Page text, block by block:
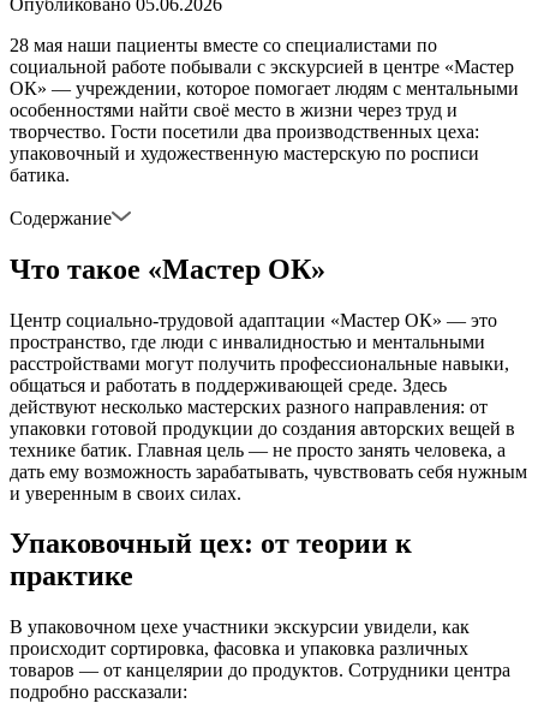
28 мая наши пациенты вместе со специалистами по
социальной работе побывали с экскурсией в центре «Мастер
ОК» — учреждении, которое помогает людям с ментальными
особенностями найти своё место в жизни через труд и
творчество. Гости посетили два производственных цеха:
упаковочный и художественную мастерскую по росписи
батика.
Содержание
Что такое «Мастер ОК»
Центр социально-трудовой адаптации «Мастер ОК» — это
пространство, где люди с инвалидностью и ментальными
расстройствами могут получить профессиональные навыки,
общаться и работать в поддерживающей среде. Здесь
действуют несколько мастерских разного направления: от
упаковки готовой продукции до создания авторских вещей в
технике батик. Главная цель — не просто занять человека, а
дать ему возможность зарабатывать, чувствовать себя нужным
и уверенным в своих силах.
Упаковочный цех: от теории к
практике
В упаковочном цехе участники экскурсии увидели, как
происходит сортировка, фасовка и упаковка различных
товаров — от канцелярии до продуктов. Сотрудники центра
подробно рассказали: